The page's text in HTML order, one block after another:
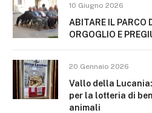
10 Giugno 2026
ABITARE IL PARCO
ORGOGLIO E
20 Gennaio 2026
Vallo della
per la lotteria di
animali